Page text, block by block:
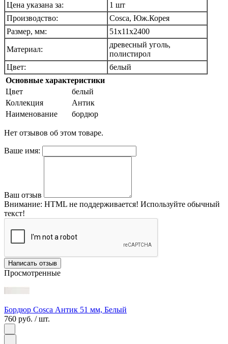
Цена указана за:
1 шт
Производство:
Cosca, Юж.Корея
Размер, мм:
51х11х2400
Материал:
древесный уголь,
полистирол
Цвет:
белый
Основные характеристики
Цвет
белый
Коллекция
Антик
Наименование
бордюр
Нет отзывов об этом товаре.
Ваше имя:
Ваш отзыв
Внимание: HTML не поддерживается! Используйте обычный
текст!
Написать отзыв
Просмотренные
Бордюр Cosca Антик 51 мм, Белый
760 руб. / шт.